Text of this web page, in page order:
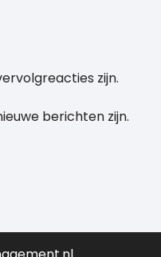
zijn.
berichten zijn.